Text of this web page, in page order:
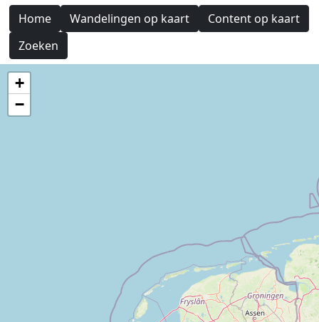
Home Wandelingen op kaart
Content op kaart
Zoeken
+
−